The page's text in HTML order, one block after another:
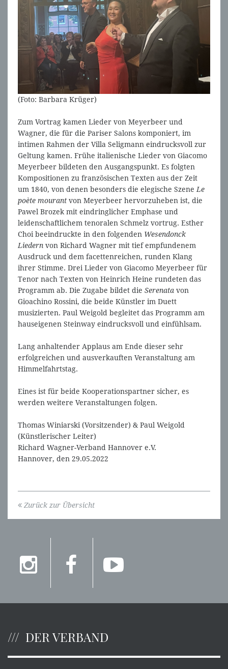
(Foto: Barbara Krüger)
Zum Vortrag kamen Lieder von Meyerbeer und
Wagner, die für die Pariser Salons komponiert, im
intimen Rahmen der Villa Seligmann eindrucksvoll zur
Geltung kamen. Frühe italienische Lieder von Giacomo
Meyerbeer bildeten den Ausgangspunkt. Es folgten
Kompositionen zu französischen Texten aus der Zeit
um 1840, von denen besonders die elegische SzeneLe
poète mourant von Meyerbeer hervorzuheben ist, die
Pawel Brozek mit eindringlicher Emphase und
leidenschaftlichem tenoralen Schmelz vortrug. Esther
Choi beeindruckte in den folgenden Wesendonck
Liedern von Richard Wagner mit tief empfundenem
Ausdruck und dem facettenreichen, runden Klang
ihrer Stimme. Drei Lieder von Giacomo Meyerbeer für
Tenor nach Texten von Heinrich Heine rundeten das
Programm ab. Die Zugabe bildet die Serenata von
Gioachino Rossini, die beide Künstler im Duett
musizierten. Paul Weigold begleitet das Programm am
hauseigenen Steinway eindrucksvoll und einfühlsam.
Lang anhaltender Applaus am Ende dieser sehr
erfolgreichen und ausverkauften Veranstaltung am
Himmelfahrtstag.
Eines ist für beide Kooperationspartner sicher, es
werden weitere Veranstaltungen folgen.
Thomas Winiarski (Vorsitzender) & Paul Weigold
(Künstlerischer Leiter)
Richard Wagner-Verband Hannover e.V.
Hannover, den 29.05.2022
Zurück zur Übersicht
DER VERBAND